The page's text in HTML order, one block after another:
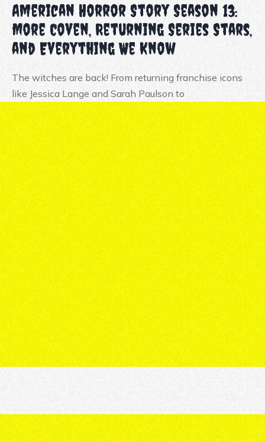
American Horror Story Season 13:
More Coven, Returning Series Stars,
and Everything We Know
The witches are back! From returning franchise icons
like Jessica Lange and Sarah Paulson to